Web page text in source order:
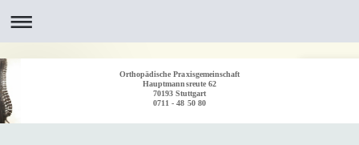
Orthopädische Praxisgemeinschaft
Hauptmannsreute 62
70193 Stuttgart
0711 - 48 50 80